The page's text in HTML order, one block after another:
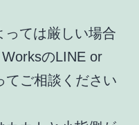
っては厳しい場合
のLINE or
てご相談ください